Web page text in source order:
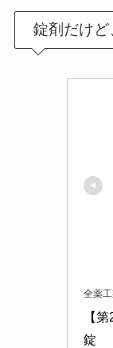
錠剤だけど
全薬
【
錠